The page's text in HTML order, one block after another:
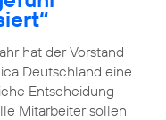
hat der Vorstand
Deutschland eine
Entscheidung
Mitarbeiter sollen